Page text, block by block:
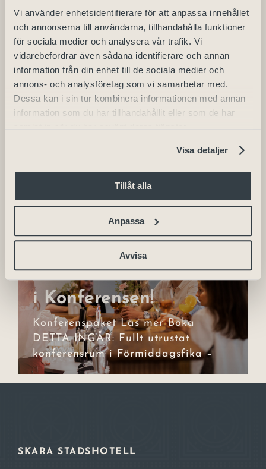
Vi använder enhetsidentifierare för att anpassa innehållet
och annonserna till användarna, tillhandahålla funktioner
för sociala medier och analysera vår trafik. Vi
vidarebefordrar även sådana identifierare och annan
information från din enhet till de sociala medier och
annons- och analysföretag som vi samarbetar med.
Dessa kan i sin tur kombinera informationen med annan
information som du har tillhandahållit eller som de har
Visa detaljer
Tillåt alla
Anpassa
Avvisa
Konferens med
Karaktär & Kärlek
till Vin
Konferens med
Karaktär & Kärlek till
Konferenspaket Läs mer Boka Vad
ingår? Fullt utrustat konferensrum
Förmiddagsfika – kaffe
Shake It Up! Skaka
Liv i Konferensen!
Shake It Up! Skaka Liv
i Konferensen!
Konferenspaket Läs mer Boka
DETTA INGÅR: Fullt utrustat
konferensrum i Förmiddagsfika –
SKARA STADSHOTELL